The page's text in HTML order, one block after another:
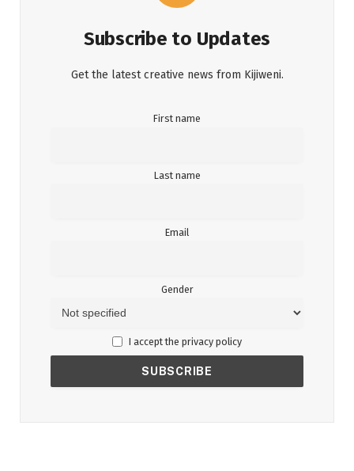
Subscribe to Updates
Get the latest creative news from Kijiweni.
First name
Last name
Email
Gender
I accept the privacy policy